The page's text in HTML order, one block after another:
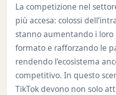
La competizione nel
più accesa: colossi
stanno aumentando i
formato e rafforzando le
rendendo l’ecosistema
competitivo. In questo
TikTok devono non solo